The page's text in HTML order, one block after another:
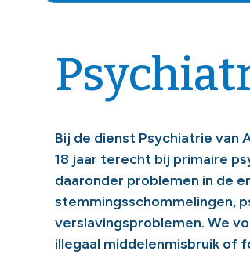
Bij de dienst Psychiatrie van
18 jaar terecht bij primaire
daaronder problemen in de
stemmingsschommelingen,
verslavingsproblemen. We
illegaal middelenmisbruik of